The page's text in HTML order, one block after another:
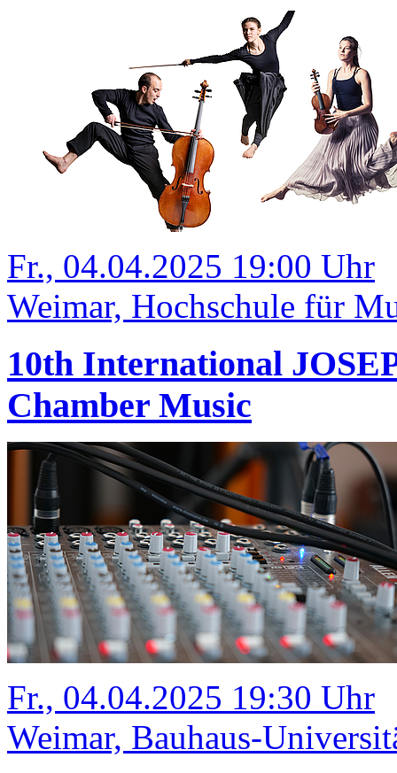
Fr., 04.04.2025 19:00 Uhr
Weimar, Hochschule für
10th International
Chamber Music
Fr., 04.04.2025 19:30 Uhr
Weimar, Bauhaus-